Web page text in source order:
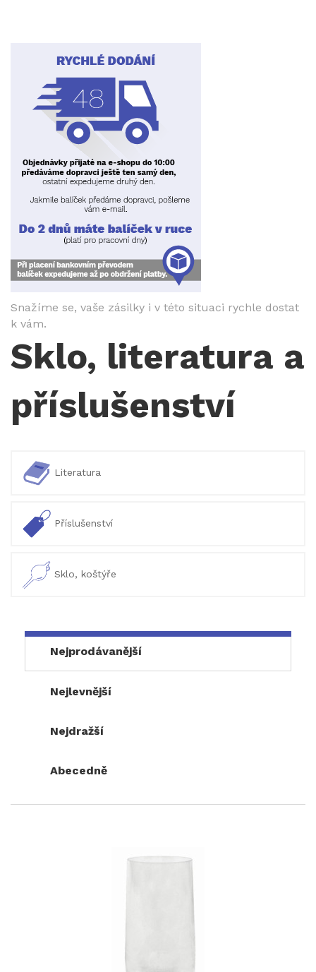
Snažíme se, vaše zásilky i v této situaci rychle dostat
k vám.
Sklo, literatura a
příslušenství
Literatura
Příslušenství
Sklo, koštýře
Nejprodávanější
Nejlevnější
Nejdražší
Abecedně